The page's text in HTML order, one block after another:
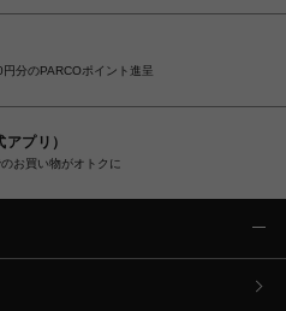
分のPARCOポイント進呈
プリ）
お買い物がオトクに